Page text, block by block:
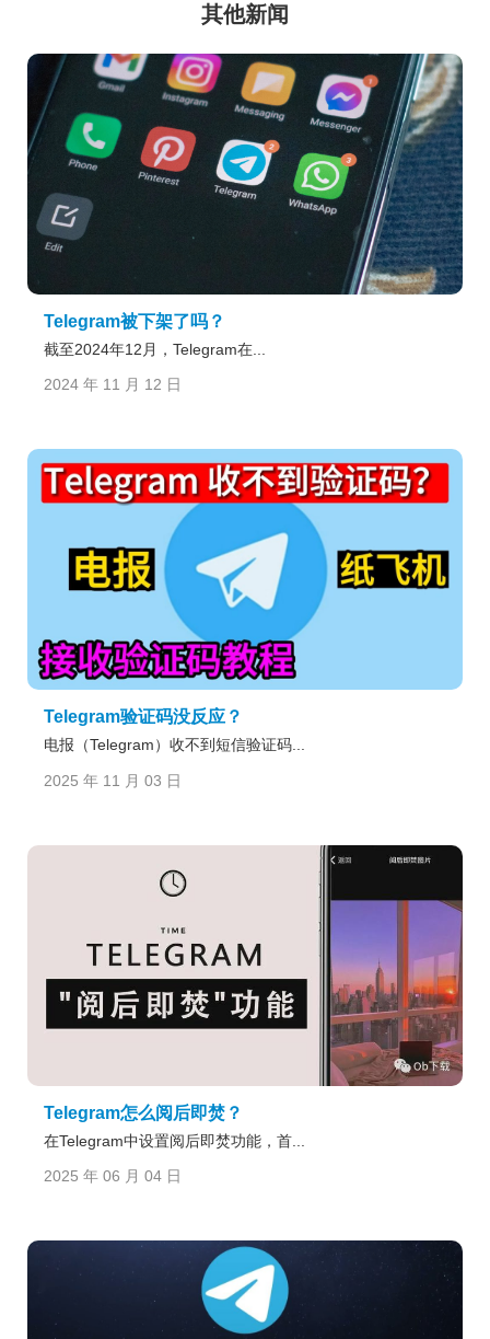
其他新闻
Telegram被下架了吗？
截至2024年12月，Telegram在...
2024 年 11 月 12 日
Telegram验证码没反应？
电报（Telegram）收不到短信验证码...
2025 年 11 月 03 日
Telegram怎么阅后即焚？
在Telegram中设置阅后即焚功能，首...
2025 年 06 月 04 日